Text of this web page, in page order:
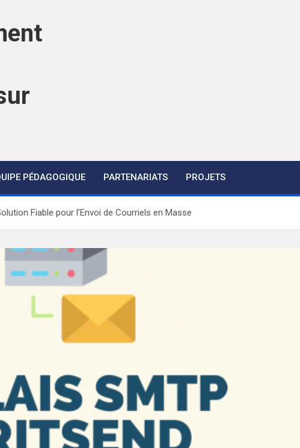
PÉDAGOGIQUE PARTENARIATS PROJETS
Fiable pour l’Envoi de Courriels en Masse